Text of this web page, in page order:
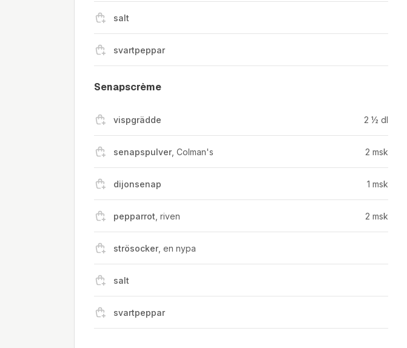
salt
svartpeppar
Senapscrème
vispgrädde 2 ½ dl
senapspulver Colman's 2 msk
dijonsenap 1 msk
pepparrot riven 2 msk
strösocker en nypa
salt
svartpeppar